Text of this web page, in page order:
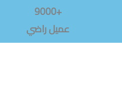
+9000
عميل راضي